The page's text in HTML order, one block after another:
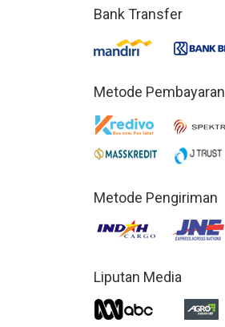
Bank Transfer
Metode Pembayaran
Metode Pengiriman
Liputan Media